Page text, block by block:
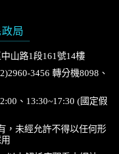
局
山路1段161號14樓
3456 轉分機8098、
、13:30~17:30 (國定假
，未經允許不得以任何形